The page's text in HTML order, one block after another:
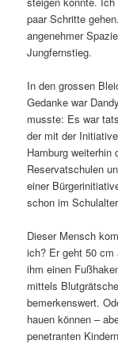
paar Schritte
angenehmer
Jungfernstieg.
In den grossen
Gedanke war
musste: Es war
der mit der
Hamburg weiterhin
Reservatschulen
einer
schon im
Dieser Mensch
ich? Er geht 50
ihm einen
mittels
bemerkenswert.
hauen können –
penetranten